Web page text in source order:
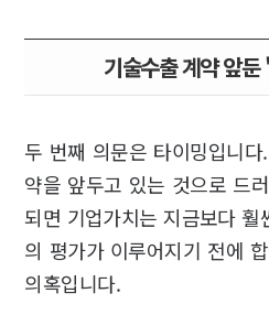
기술수출 계약 앞
두 번째 의문은 타이밍입니
약을 앞두고 있는 것으로 드
되면 기업가치는 지금보다
의 평가가 이루어지기 전에
의혹입니다.